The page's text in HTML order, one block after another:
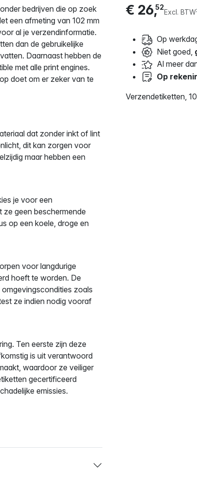
€ 26,52
Excl. BTW
Op
Niet goed,
Al meer
Op
Verzendetiketten,
bedrijven die op zoek
een afmeting van 102 mm
al je verzendinformatie.
dan de gebruikelijke
Daarnaast hebben de
met alle print engines.
doet om er zeker van te
dat zonder inkt of lint
dit kan zorgen voor
maar hebben een
je voor een
ze geen beschermende
op een koele, droge en
voor langdurige
hoeft te worden. De
zoals
ze indien nodig vooraf
Ten eerste zijn deze
is uit verantwoord
waardoor ze veiliger
gecertificeerd
emissies.